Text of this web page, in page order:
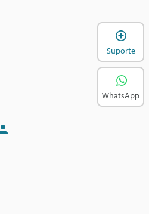
Suporte
WhatsApp